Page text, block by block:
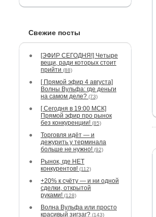
Свежие посты
[ЭФИР СЕГОДНЯ!] Четыре
вещи, ради которых стоит
прийти (88)
[ Прямой эфир 4 августа]
Волны Вульфа: где деньги
на самом деле? (73)
[ Сегодня в 19:00 МСК]
Прямой эфир про рынок
без конкуренции! (85)
Торговля идёт — и
дежурить у терминала
больше не нужно! (92)
Рынок, где НЕТ
конкурентов! (112)
+20% к счёту — и ни одной
сделки, открытой
руками! (128)
Волна Вульфа или просто
красивый зигзаг? (143)